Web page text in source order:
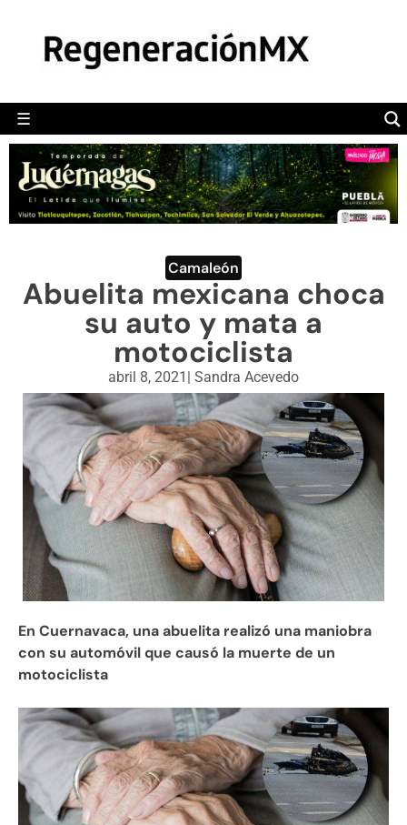
☰
POLÍTICA
CAMALEÓN
OPINIÓN
DEPORTES
ENGLISH SECTION
VIDEOS
Camaleón
Abuelita mexicana choca
su auto y mata a
motociclista
abril 8, 2021 | Sandra Acevedo
En Cuernavaca, una abuelita realizó una maniobra
con su automóvil que causó la muerte de un
motociclista